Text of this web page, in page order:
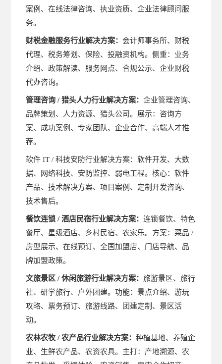
案例、在线法律咨询、执业资质、企业法律顾问服
务。
财税金融服务行业解决方案：会计师事务所、财税
代理、税务筹划、保险、投融资机构。侧重：业务
介绍、政策解读、服务网点、合规公示、企业财税
代办咨询。
管理咨询 / 猎头人力行业解决方案：企业管理咨询、
品牌策划、人力资源、猎头公司。展示：咨询方
案、成功案例、专家团队、企业合作、高端人才推
荐。
软件 IT / 科技安防行业解决方案：软件开发、大数
据、网络科技、安防监控、弱电工程。核心：软件
产品、技术解决方案、项目案例、定制开发咨询、
技术售后。
餐饮连锁 / 酒店民宿行业解决方案：连锁餐饮、特色
餐厅、星级酒店、乡村民宿、农家乐。方案：菜品 /
房型展示、在线预订、全国加盟店、门店导航、品
牌加盟政策。
文旅景区 / 休闲旅游行业解决方案：旅游景区、旅行
社、研学旅行、户外团建。功能：景点介绍、游玩
攻略、票务预订、旅游线路、团建定制、景区活
动。
农林农牧 / 农产品行业解决方案：种植基地、养殖企
业、生鲜农产品、农资农具。主打：产地溯源、农